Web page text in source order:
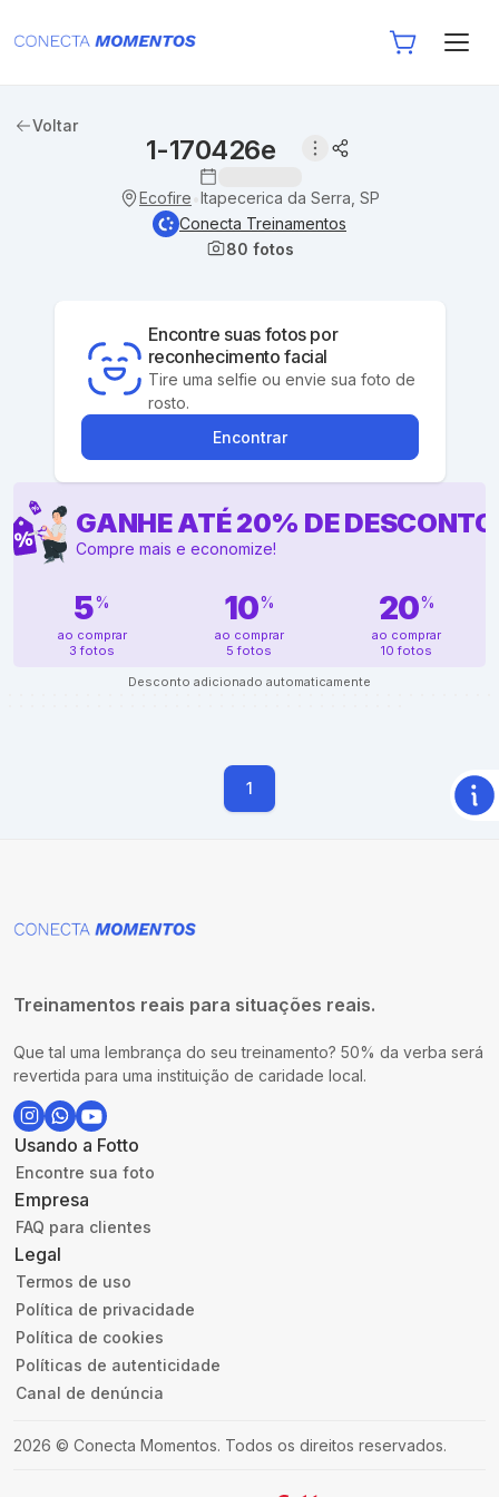
Voltar
1-170426e
Ecofire Itapecerica da Serra, SP
Conecta Treinamentos
80 fotos
Encontre suas fotos por
reconhecimento facial
Tire uma selfie ou envie sua foto de
rosto.
Encontrar
GANHE ATÉ20% DE DESCONTO
Compre mais e economize!
5%
ao comprar
3 fotos
10%
ao comprar
5 fotos
20%
ao comprar
10 fotos
Desconto adicionado automaticamente
1
Treinamentos reais para situações reais.
Que tal uma lembrança do seu treinamento? 50% da verba será
revertida para uma instituição de caridade local.
Usando a Fotto
Encontre sua foto
Empresa
FAQ para clientes
Legal
Termos de uso
Política de privacidade
Política de cookies
Políticas de autenticidade
Canal de denúncia
2026 © Conecta Momentos. Todos os direitos reservados.